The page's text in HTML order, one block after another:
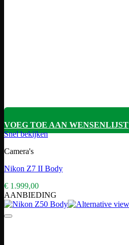
VOEG TOE AAN WENSENLIJST
Snel bekijken
Camera's
Nikon Z7 II Body
€ 1.999,00
AANBIEDING